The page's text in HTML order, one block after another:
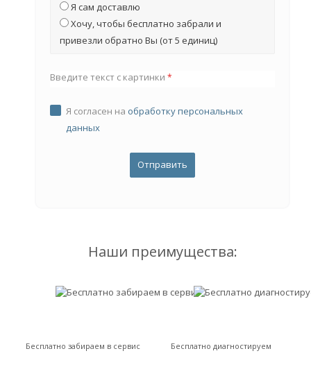
Я сам доставлю
Хочу, чтобы бесплатно забрали и
привезли обратно Вы (от 5 единиц)
Введите текст с картинки *
Я согласен на обработку персональных
данных
Наши преимущества:
Бесплатно забираем в сервис Бесплатно диагностируем